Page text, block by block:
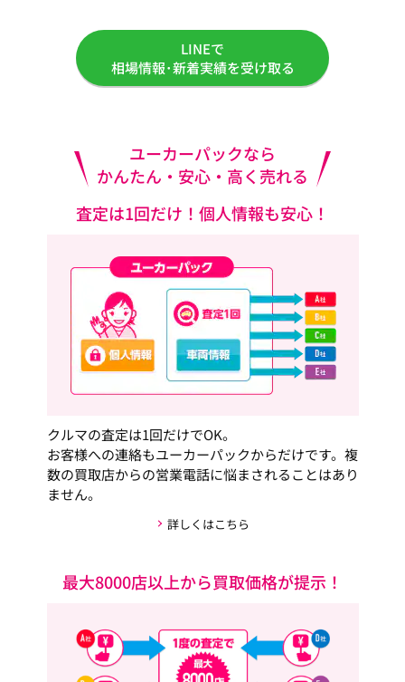
LINEで
相場情報･新着実績を受け取る
ユーカーパックなら
かんたん・安心・高く売れる
査定は1回だけ！個人情報も安心！
クルマの査定は1回だけでOK。
お客様への連絡もユーカーパックからだけです。複
数の買取店からの営業電話に悩まされることはあり
ません。
詳しくはこちら
最大8000店以上から買取価格が提示！